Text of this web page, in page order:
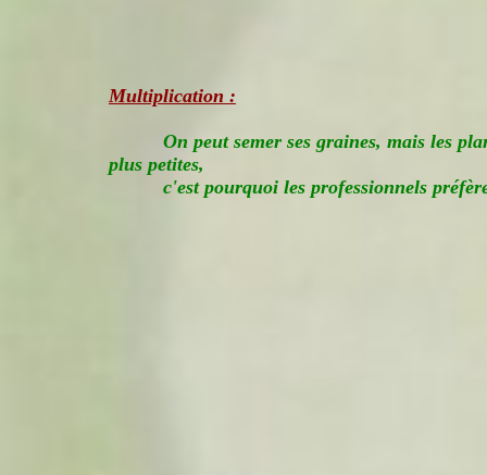
Multiplication :
On peut semer ses graines, mais les
plus petites,
c'est pourquoi les professionnels